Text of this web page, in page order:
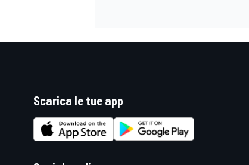
Scarica le tue app